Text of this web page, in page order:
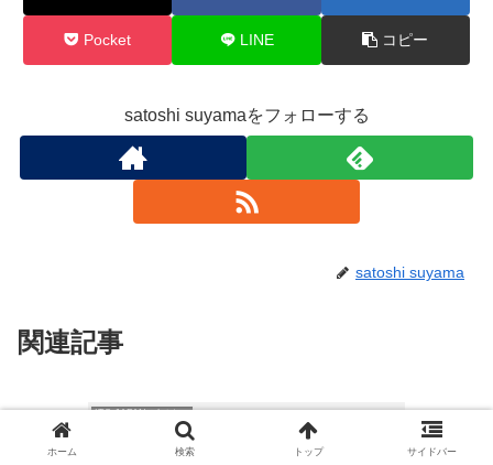
Pocket LINE コピー
satoshi suyamaをフォローする
satoshi suyama
関連記事
ITS JAPAN ビジネス
ホーム 検索 トップ サイドバー